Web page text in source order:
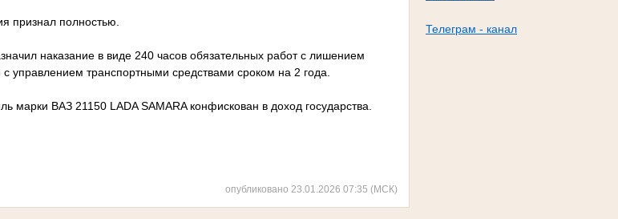
Телеграм - канал
признал полностью.
наказание в виде 240 часов обязательных работ с лишением
управлением транспортными средствами сроком на 2 года.
марки ВАЗ 21150 LADA SAMARA конфискован в доход государства.
опубликовано 23.01.2026 07:35 (МСК)